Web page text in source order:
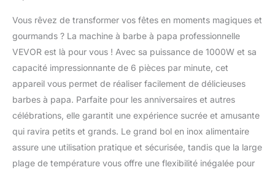
Vous rêvez de transformer vos fêtes en moments magiques et
gourmands ? La machine à barbe à papa professionnelle
VEVOR est là pour vous ! Avec sa puissance de 1000W et sa
capacité impressionnante de 6 pièces par minute, cet
appareil vous permet de réaliser facilement de délicieuses
barbes à papa. Parfaite pour les anniversaires et autres
célébrations, elle garantit une expérience sucrée et amusante
qui ravira petits et grands. Le grand bol en inox alimentaire
assure une utilisation pratique et sécurisée, tandis que la large
plage de température vous offre une flexibilité inégalée pour